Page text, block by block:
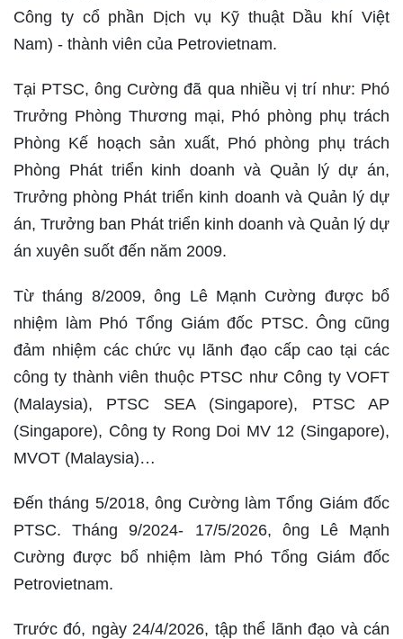
Công ty cổ phần Dịch vụ Kỹ thuật Dầu khí Việt
Nam) - thành viên của Petrovietnam.
Tại PTSC, ông Cường đã qua nhiều vị trí như: Phó
Trưởng Phòng Thương mại, Phó phòng phụ trách
Phòng Kế hoạch sản xuất, Phó phòng phụ trách
Phòng Phát triển kinh doanh và Quản lý dự án,
Trưởng phòng Phát triển kinh doanh và Quản lý dự
án, Trưởng ban Phát triển kinh doanh và Quản lý dự
án xuyên suốt đến năm 2009.
Từ tháng 8/2009, ông Lê Mạnh Cường được bổ
nhiệm làm Phó Tổng Giám đốc PTSC. Ông cũng
đảm nhiệm các chức vụ lãnh đạo cấp cao tại các
công ty thành viên thuộc PTSC như Công ty VOFT
(Malaysia), PTSC SEA (Singapore), PTSC AP
(Singapore), Công ty Rong Doi MV 12 (Singapore),
MVOT (Malaysia)…
Đến tháng 5/2018, ông Cường làm Tổng Giám đốc
PTSC. Tháng 9/2024- 17/5/2026, ông Lê Mạnh
Cường được bổ nhiệm làm Phó Tổng Giám đốc
Petrovietnam.
Trước đó, ngày 24/4/2026, tập thể lãnh đạo và cán